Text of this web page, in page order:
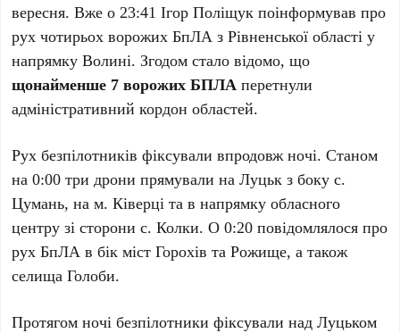
вересня. Вже о 23:41 Ігор Поліщук поінформував про
рух чотирьох ворожих БпЛА з Рівненської області у
напрямку Волині. Згодом стало відомо, що
щонайменше 7 ворожих БПЛА перетнули
адміністративний кордон областей.
Рух безпілотників фіксували впродовж ночі. Станом
на 0:00 три дрони прямували на Луцьк з боку с.
Цумань, на м. Ківерці та в напрямку обласного
центру зі сторони с. Колки. О 0:20 повідомлялося про
рух БпЛА в бік міст Горохів та Рожище, а також
селища Голоби.
Протягом ночі безпілотники фіксували над Луцьком